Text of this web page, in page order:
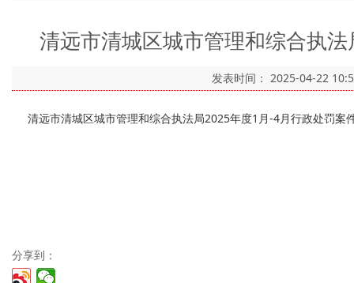
清远市清城区城市管理和综合执
发表时间： 2025-04-22
清远市清城区城市管理和综合执法局2025年度1月-4月行政处罚案
分享到：